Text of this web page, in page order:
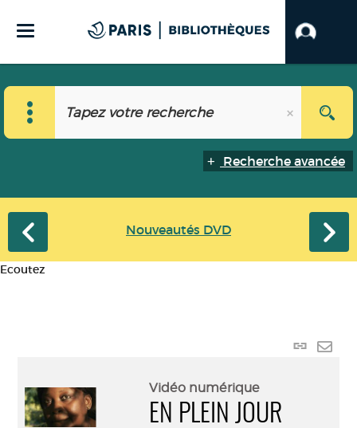
Recherche avancée
Nouveautés DVD
Ecoutez
Lien
Vidéo numérique
EN PLEIN JOUR